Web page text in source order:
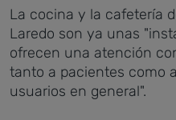
La cocina y la cafetería
Laredo son ya unas
ofrecen una atención
tanto a pacientes como
usuarios en general".